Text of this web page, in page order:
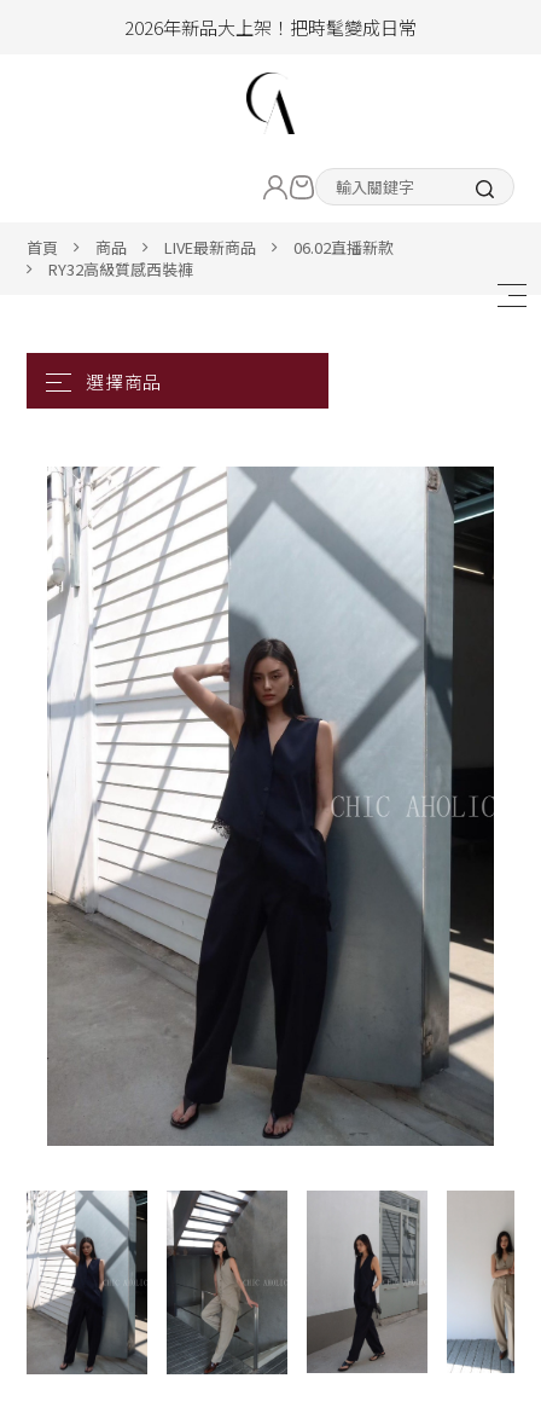
2026年新品大上架！把時髦變成日常
hello !! Happy to 2026
2026年新品大上架！把時髦變成日常
ALL ITEM
ACC&SHOE
BIG SALE
CA made
首頁 商品 LIVE最新商品
06.02直播新款
RY32高級質感西裝褲